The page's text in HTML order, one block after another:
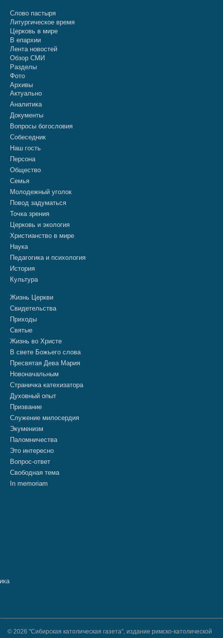
Слово пастыря
Литургическое время
Церковь в мире
В епархии
Лента новостей
Обзор СМИ
Разделы
Фото
Архивы
Актуально
Аналитика
Документы
Вопросы богословия
Собеседник
Наш гость
Персона
Общество
Семья
Молодежный уголок
Повод задуматься
Точка зрения
Церковь и экология
Христианство в мире
Наука
Педагогика и психология
История
Культура
Жизнь Церкви
Свидетельства
Приходы
Святые
Жизнь во Христе
В свете Божьего слова
Пресвятая Дева Мария
Новоначальным
Страничка катехизатора
Духовный опыт
Призвание
Служение милосердия
Экуменизм
Паломничества
Это интересно
Вопрос-ответ
Свободная тема
In memoriam
© 2026 "Сибирская католическая газета", издание римско-католической